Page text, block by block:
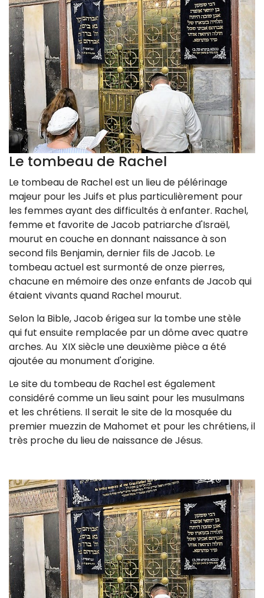
Le tombeau de Rachel
Le tombeau de Rachel est un lieu de pélérinage
majeur pour les Juifs et plus particulièrement pour
les femmes ayant des difficultés à enfanter. Rachel,
femme et favorite de Jacob patriarche d'Israël,
mourut en couche en donnant naissance à son
second fils Benjamin, dernier fils de Jacob. Le
tombeau actuel est surmonté de onze pierres,
chacune en mémoire des onze enfants de Jacob qui
étaient vivants quand Rachel mourut.
Selon la Bible, Jacob érigea sur la tombe une stèle
qui fut ensuite remplacée par un dôme avec quatre
arches. Au XIX siècle une deuxième pièce a été
ajoutée au monument d'origine.
Le site du tombeau de Rachel est également
considéré comme un lieu saint pour les musulmans
et les chrétiens. Il serait le site de la mosquée du
premier muezzin de Mahomet et pour les chrétiens, il
très proche du lieu de naissance de Jésus.